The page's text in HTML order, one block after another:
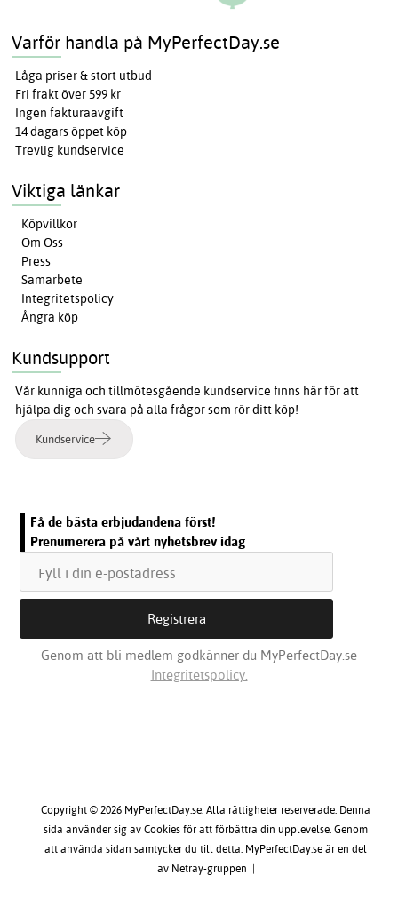
Varför handla på MyPerfectDay.se
Låga priser & stort utbud
Fri frakt över 599 kr
Ingen fakturaavgift
14 dagars öppet köp
Trevlig kundservice
Viktiga länkar
Köpvillkor
Om Oss
Press
Samarbete
Integritetspolicy
Ångra köp
Kundsupport
Vår kunniga och tillmötesgående kundservice finns här för att
hjälpa dig och svara på alla frågor som rör ditt köp!
Kundservice
Få de bästa erbjudandena först!
Prenumerera på vårt nyhetsbrev idag
Genom att bli medlem godkänner du MyPerfectDay.se
Integritetspolicy.
Copyright © 2026 MyPerfectDay.se. Alla rättigheter reserverade. Denna
sida använder sig av Cookies för att förbättra din upplevelse. Genom
att använda sidan samtycker du till detta. MyPerfectDay.se är en del
av Netray-gruppen ||